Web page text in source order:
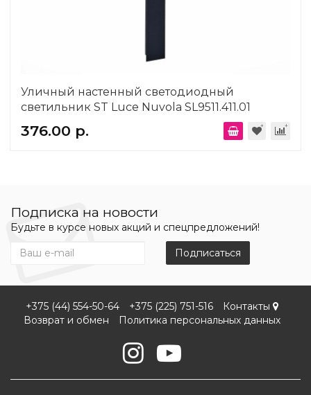
Уличный настенный светодиодный
светильник ST Luce Nuvola SL9511.411.01
376.00 р.
Подписка на новости
Будьте в курсе новых акций и спецпредложений!
Подписаться
+375 (44) 554-50-64 +375 (225) 751-516
Контакты
Возврат и обмен
Политика персональных данных